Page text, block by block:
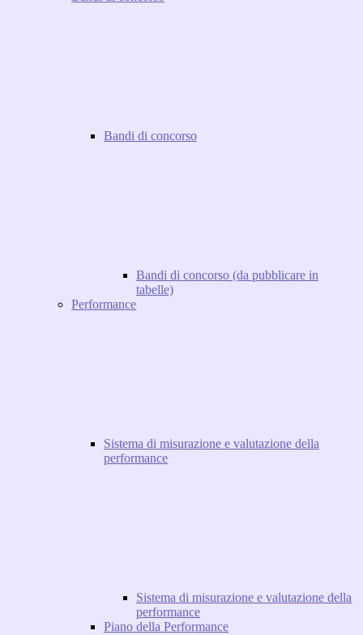
Bandi di concorso
Bandi di concorso (da pubblicare in
tabelle)
Performance
Sistema di misurazione e valutazione della
performance
Sistema di misurazione e valutazione della
performance
Piano della Performance